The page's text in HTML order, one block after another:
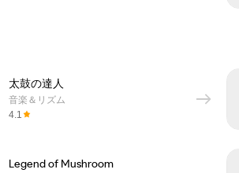
太鼓の達人
音楽＆リズム
4.1
Legend of Mushroom